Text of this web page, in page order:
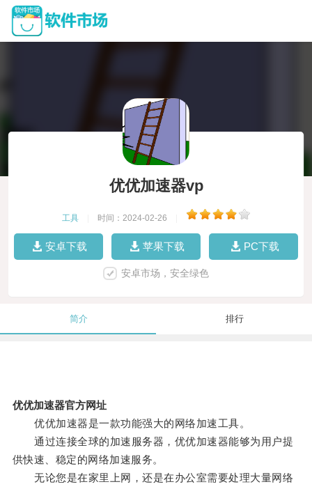
优优加速器vp
工具 时间：2024-02-26
安卓下载 苹果下载 PC下载
安卓市场，安全绿色
简介 排行
优优加速器官方网址
优优加速器是一款功能强大的网络加速工具。
通过连接全球的加速服务器，优优加速器能够为用户提
供快速、稳定的网络加速服务。
无论您是在家里上网，还是在办公室需要处理大量网络